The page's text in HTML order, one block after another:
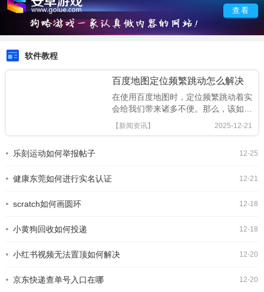
查看
软件教程
百度地图定位频繁跳动怎么解决
在使用百度地图时，定位频繁跳动着实
会给我们带来诸多不便。那么，该如何
解决这一问题，让百度地图定位保持稳
定呢？首先，检查网络连接至关重要。
因之一。确保你的设备已连接到稳定且
2025-12-21
【新闻资讯】
12-25
乐刻运动如何举报帖子
12-21
健康东莞如何进行实名认证
12-18
scratch如何画圆环
12-18
小黄狗回收如何投递
12-20
小红书视频无法置顶如何解决
12-20
京东快递查单号入口在哪